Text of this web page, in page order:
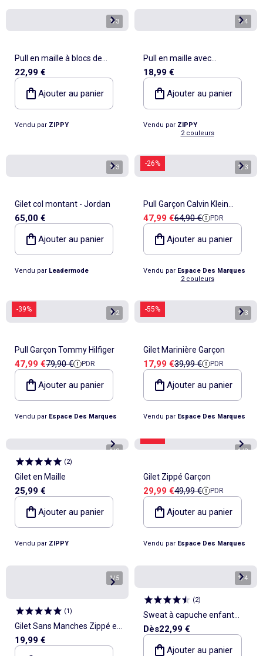
1/3
Pull en maille à blocs de
couleur
22,99 €
Ajouter au panier
Vendu par ZIPPY
1/4
Pull en maille avec
extrémités côtelées
18,99 €
Ajouter au panier
Vendu par ZIPPY
2 couleurs
1/3
Gilet col montant - Jordan
65,00 €
Ajouter au panier
Vendu par Leadermode
-26% 1/3
Pull Garçon Calvin Klein
Jeans Chest
Prix de vente
47,99 €Prix de référence
64,90 € PDR
Ajouter au panier
Vendu par Espace Des Marques
2 couleurs
-39% 1/2
Pull Garçon Tommy Hilfiger
Prix de vente
47,99 €Prix de référence
79,90 € PDR
Ajouter au panier
Vendu par Espace Des Marques
-55% 1/3
Gilet Marinière Garçon
Prix de vente
17,99 €Prix de référence
39,99 € PDR
Ajouter au panier
Vendu par Espace Des Marques
1/3
(2)
Gilet en Maille
25,99 €
Ajouter au panier
Vendu par ZIPPY
1/2
Gilet Zippé Garçon
Prix de vente
29,99 €Prix de référence
49,99 € PDR
Ajouter au panier
Vendu par Espace Des Marques
1/5
(1)
Gilet Sans Manches Zippé en
Jean - ATLAS FOR MEN
19,99 €
1/4
(2)
Sweat à capuche enfant
Gabin
Dès22,99 €
Ajouter au panier